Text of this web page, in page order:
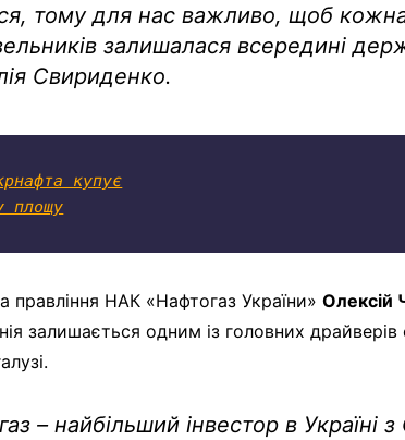
тому для нас важливо, щоб
залишалася всередині
Свириденко.
купує
площу
правління НАК «Нафтогаз України»Олексій
залишається одним із головних драйверів
– найбільший інвестор в Україні